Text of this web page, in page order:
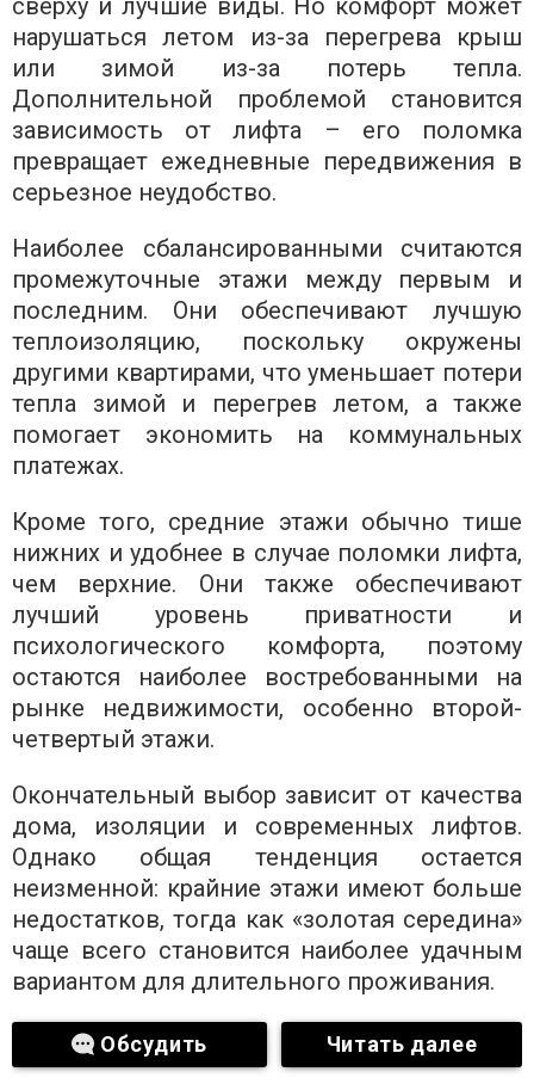
нарушаться летом из-за перегрева крыш
или зимой из-за потерь тепла.
Дополнительной проблемой становится
зависимость от лифта – его поломка
превращает ежедневные передвижения в
серьезное неудобство.
Наиболее сбалансированными считаются
промежуточные этажи между первым и
последним. Они обеспечивают лучшую
теплоизоляцию, поскольку окружены
другими квартирами, что уменьшает потери
тепла зимой и перегрев летом, а также
помогает экономить на коммунальных
платежах.
Кроме того, средние этажи обычно тише
нижних и удобнее в случае поломки лифта,
чем верхние. Они также обеспечивают
лучший уровень приватности и
психологического комфорта, поэтому
остаются наиболее востребованными на
рынке недвижимости, особенно второй-
четвертый этажи.
Окончательный выбор зависит от качества
дома, изоляции и современных лифтов.
Однако общая тенденция остается
неизменной: крайние этажи имеют больше
недостатков, тогда как «золотая середина»
чаще всего становится наиболее удачным
вариантом для длительного проживания.
Обсудить Читать далее